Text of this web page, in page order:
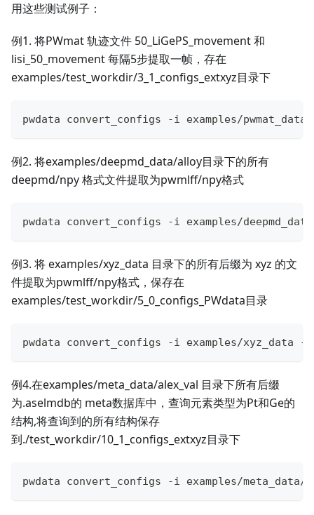
用这些测试例子：
例1. 将PWmat 轨迹文件 50_LiGePS_movement 和
lisi_50_movement 每隔5步提取一帧，存在
examples/test_workdir/3_1_configs_extxyz目录下
pwdata convert_configs -i examples/
例2. 将examples/deepmd_data/alloy目录下的所有
deepmd/npy 格式文件提取为pwmlff/npy格式
pwdata convert_configs -i examples/
例3. 将 examples/xyz_data 目录下的所有后缀为 xyz 的文
件提取为pwmlff/npy格式，保存在
examples/test_workdir/5_0_configs_PWdata目录
pwdata convert_configs -i examples/xyz_data -
例4.在examples/meta_data/alex_val 目录下所有后缀
为.aselmdb的 meta数据库中，查询元素类型为Pt和Ge的
结构,将查询到的所有结构保存
到./test_workdir/10_1_configs_extxyz目录下
pwdata convert_configs -i examples/